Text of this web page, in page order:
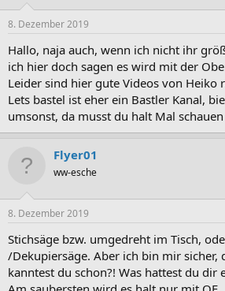
8. Dezember 2019
Hallo, naja auch, wenn ich nicht ihr
ich hier doch sagen es wird mit der
Leider sind hier gute Videos von Heiko
Lets bastel ist eher ein Bastler Kanal,
umsonst, da musst du halt Mal schauen
Flyer01
ww-esche
8. Dezember 2019
Stichsäge bzw. umgedreht im Tisch,
/Dekupiersäge. Aber ich bin mir sicher,
kanntest du schon?! Was hattest du dir